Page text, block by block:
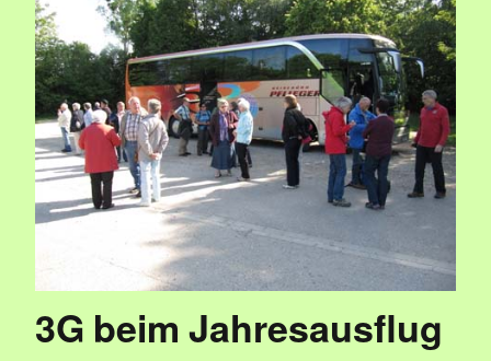
3G beim Jahresausflug